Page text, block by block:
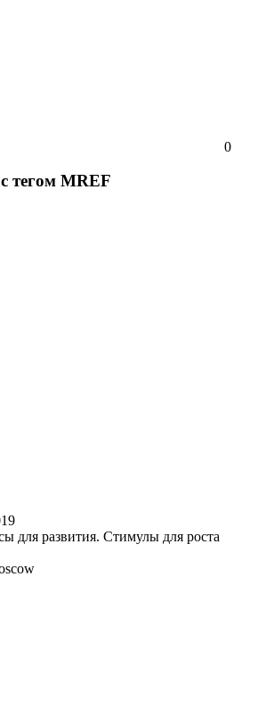
0
с тегом MREF
для развития. Стимулы для роста